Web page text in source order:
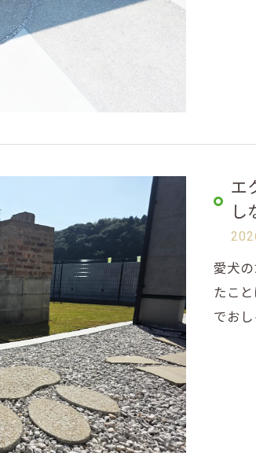
エ
し
愛犬
たこ
でお